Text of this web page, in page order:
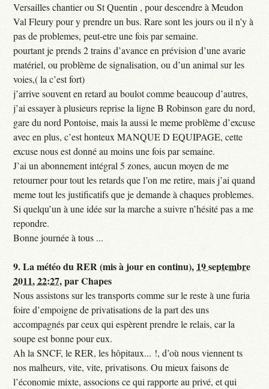
Versailles chantier ou St Quentin , pour descendre à Meudon
Val Fleury pour y prendre un bus. Rare sont les jours ou il n’y à
pas de problemes, peut-etre une fois par semaine.
pourtant je prends 2 trains d’avance en prévision d’une avarie
matériel, ou problème de signalisation, ou d’un animal sur les
voies,( la c’est fort)
j’arrive souvent en retard au boulot comme beaucoup d’autres,
j’ai essayer à plusieurs reprise la ligne B Robinson gare du nord,
gare du nord Pontoise, mais la aussi le meme problème d’excuse
avec en plus, c’est honteux MANQUE D EQUIPAGE, cette
excuse nous est donné au moins une fois par semaine.
J’ai un abonnement intégral 5 zones, aucun moyen de me
retourner pour tout les retards que l’on me retire, mais j’ai quand
meme tout les justificatifs que je demande à chaques problemes.
Si quelqu’un à une idée sur la marche a suivre n’hésité pas a me
repondre.
Bonne journée à tous ...
9.La météo du RER (mis à jour en continu), 19 septembre
2011, 22:27,parChapes
Nous assistons sur les transports comme sur le reste à une furia
foire d’empoigne de privatisations de la part des uns
accompagnés par ceux qui espèrent prendre le relais, car la
soupe est bonne pour eux.
Ah la SNCF, le RER, les hôpitaux... !, d’où nous viennent ts
nos malheurs, vite, vite, privatisons. Ou mieux faisons de
l’économie mixte, associons ce qui rapporte au privé, et qui